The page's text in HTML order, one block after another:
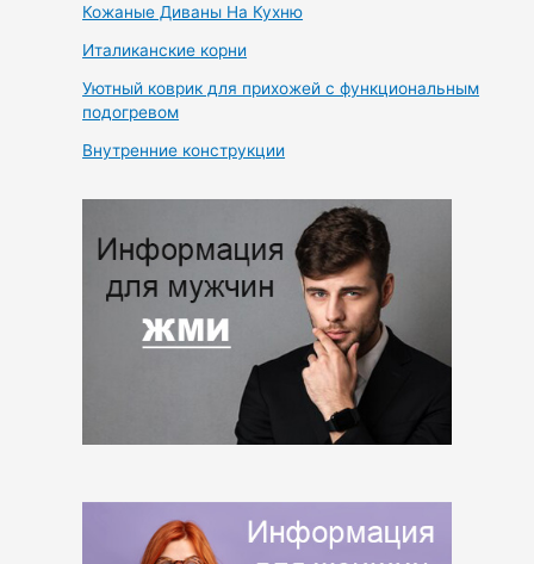
Кожаные Диваны На Кухню
Италиканские корни
Уютный коврик для прихожей с функциональным
подогревом
Внутренние конструкции